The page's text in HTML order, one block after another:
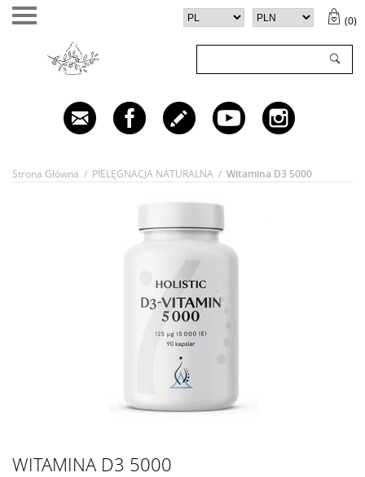
(0)
✕
TWÓJ KOSZYK (
Twój koszyk jest pusty
Strona Główna / PIELĘGNACJA NATURALNA / Witamina D3 5000
WITAMINA D3 5000